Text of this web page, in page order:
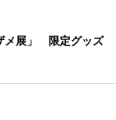
メ展」 限定グッズ